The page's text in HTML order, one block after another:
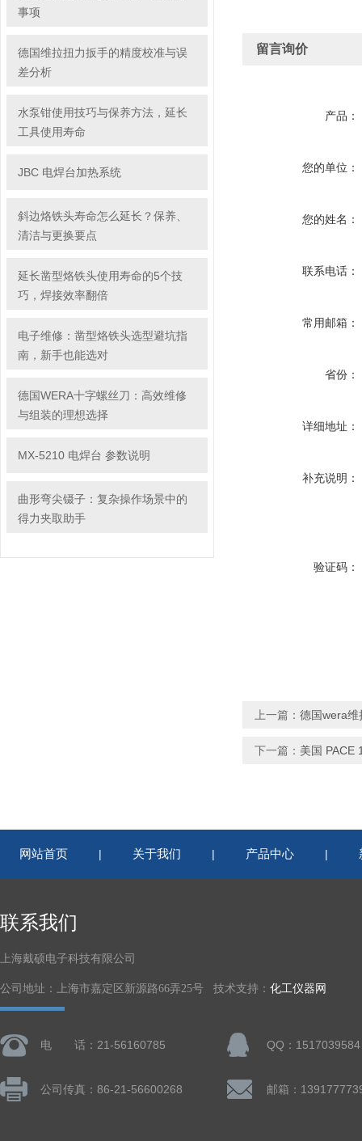
事项
德国维拉扭力扳手的精度校准与误
差分析
水泵钳使用技巧与保养方法，延长
工具使用寿命
JBC 电焊台加热系统
斜边烙铁头寿命怎么延长？保养、
清洁与更换要点
延长凿型烙铁头使用寿命的5个技
巧，焊接效率翻倍
电子维修：凿型烙铁头选型避坑指
南，新手也能选对
德国WERA十字螺丝刀：高效维修
与组装的理想选择
MX-5210 电焊台 参数说明
曲形弯尖镊子：复杂操作场景中的
得力夹取助手
留言询价
产品：
您的单位：
您的姓名：
联系电话：
常用邮箱：
省份：
详细地址：
补充说明：
验证码：
上一篇： 德国wera维
下一篇： 美国 PACE
网站首页 | 关于我们 | 产品中心 |
联系我们
上海戴硕电子科技有限公司
公司地址：上海市嘉定区新源路66弄25号 技术支持： 化工仪器网
电 话：21-56160785 QQ：1517039584
公司传真：86-21-56600268